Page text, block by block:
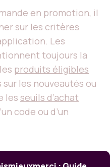
en promotion, il
sur les critères
Les
toujours la
produits éligibles
les nouveautés ou
les seuils d’achat
code ou d’un